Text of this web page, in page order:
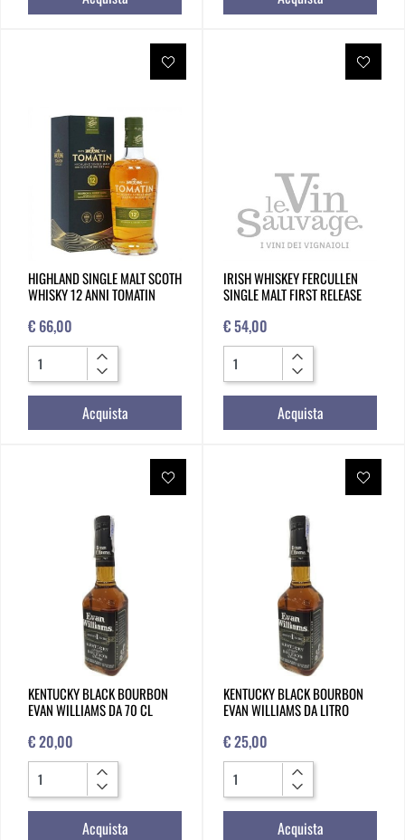
HIGHLAND SINGLE MALT SCOTH
WHISKY 12 ANNI TOMATIN
€ 66,00
Quantità
Acquista
IRISH WHISKEY FERCULLEN
SINGLE MALT FIRST RELEASE
€ 54,00
Quantità
Acquista
KENTUCKY BLACK BOURBON
EVAN WILLIAMS DA 70 CL
€ 20,00
Quantità
Acquista
KENTUCKY BLACK BOURBON
EVAN WILLIAMS DA LITRO
€ 25,00
Quantità
Acquista